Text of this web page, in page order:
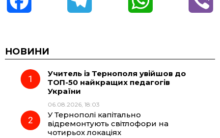
c
e
o
e
r
t
A
НОВИНИ
Учитель із Тернополя увійшов до
ТОП-50 найкращих педагогів
України
06.08.2026, 18:03
У Тернополі капітально
відремонтують світлофори на
чотирьох локаціях